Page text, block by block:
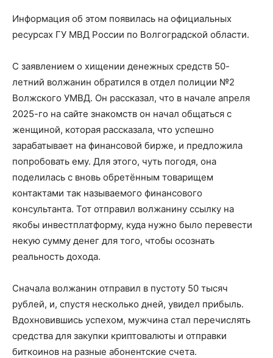
Информация об этом появилась на официальных
ресурсах ГУ МВД России по Волгоградской области.
С заявлением о хищении денежных средств 50-
летний волжанин обратился в отдел полиции №2
Волжского УМВД. Он рассказал, что в начале апреля
2025-го на сайте знакомств он начал общаться с
женщиной, которая рассказала, что успешно
зарабатывает на финансовой бирже, и предложила
попробовать ему. Для этого, чуть погодя, она
поделилась с вновь обретённым товарищем
контактами так называемого финансового
консультанта. Тот отправил волжанину ссылку на
якобы инвестплатформу, куда нужно было перевести
некую сумму денег для того, чтобы осознать
реальность дохода.
Сначала волжанин отправил в пустоту 50 тысяч
рублей, и, спустя несколько дней, увидел прибыль.
Вдохновившись успехом, мужчина стал перечислять
средства для закупки криптовалюты и отправки
биткоинов на разные абонентские счета.